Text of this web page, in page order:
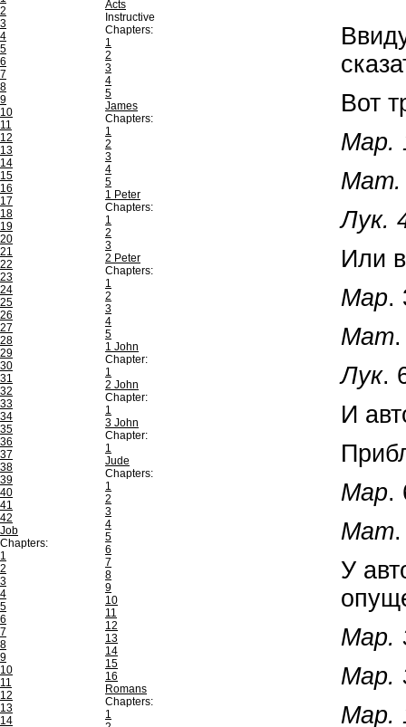
2
3
4
5
6
7
8
9
10
11
12
13
14
15
16
17
18
19
20
21
22
23
24
25
26
27
28
29
30
31
32
33
34
35
36
37
38
39
40
41
42
Job
Chapters:
1
2
3
4
5
6
7
8
9
10
11
12
13
14
Acts
Instructive
Chapters:
1
2
3
4
5
James
Chapters:
1
2
3
4
5
1 Peter
Chapters:
1
2
3
2 Peter
Chapters:
1
2
3
4
5
1 John
Chapter:
1
2 John
Chapter:
1
3 John
Chapter:
1
Jude
Chapters:
1
2
3
4
5
6
7
8
9
10
11
12
13
14
15
16
Romans
Chapters:
1
Вот
Map.
Мат.
Лук.
Или
Map.
Мат
Лук.
И
Map.
Мат
У
Map.
Map.
Map.